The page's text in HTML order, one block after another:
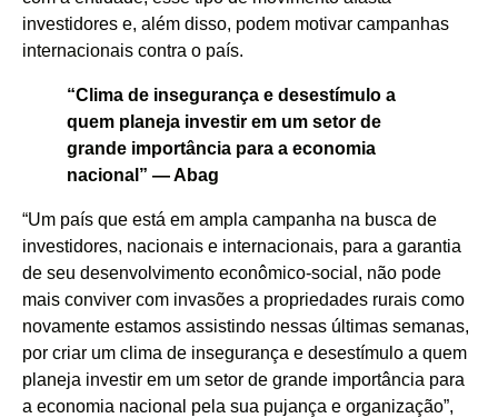
investidores e, além disso, podem motivar campanhas
internacionais contra o país.
“Clima de insegurança e desestímulo a
quem planeja investir em um setor de
grande importância para a economia
nacional” — Abag
“Um país que está em ampla campanha na busca de
investidores, nacionais e internacionais, para a garantia
de seu desenvolvimento econômico-social, não pode
mais conviver com invasões a propriedades rurais como
novamente estamos assistindo nessas últimas semanas,
por criar um clima de insegurança e desestímulo a quem
planeja investir em um setor de grande importância para
a economia nacional pela sua pujança e organização”,